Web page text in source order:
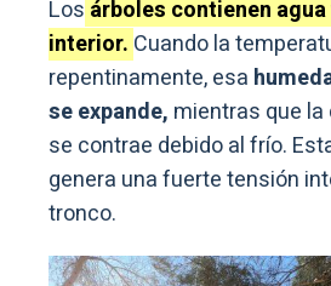
Los árboles contienen agua
interior. Cuando la
repentinamente, esa
se expande, mientras que
se contrae debido al frío.
genera una fuerte tensión
tronco.